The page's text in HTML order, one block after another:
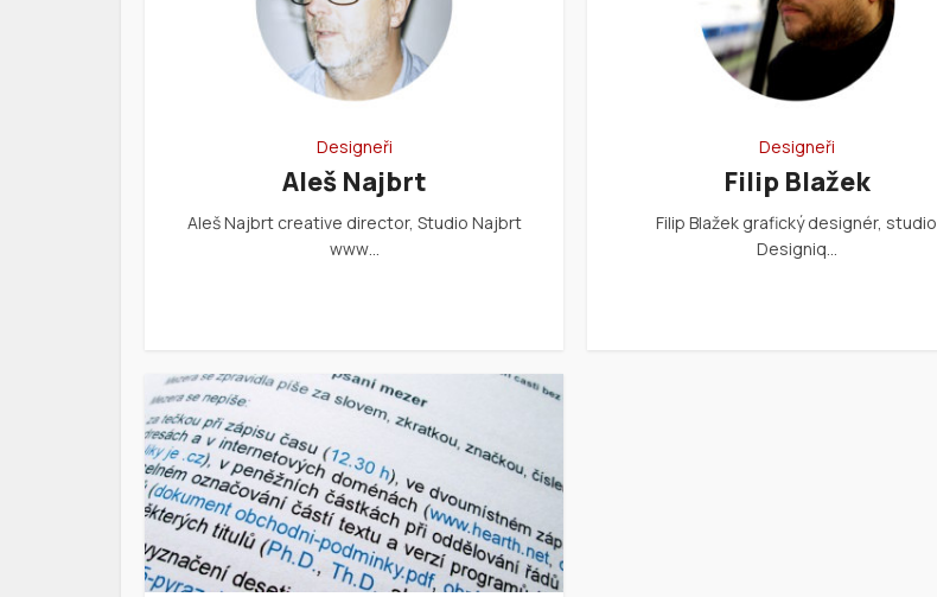
Designeři
Aleš Najbrt
Aleš Najbrt creative director, Studio Najbrt
www…
Designeři
Filip Blažek
Filip Blažek grafický designér, studio
Designiq…